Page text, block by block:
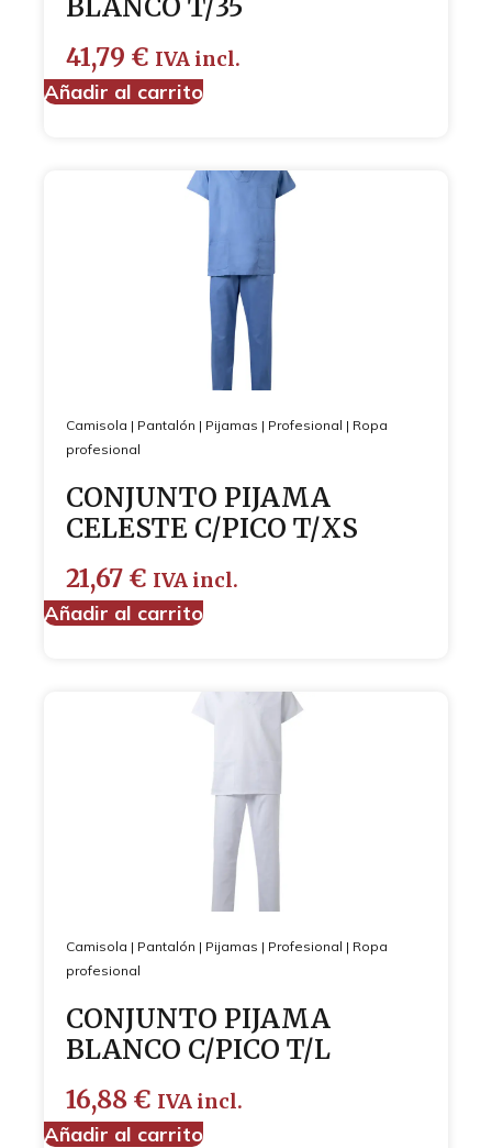
BLANCO T/35
41,79 € IVA incl.
Añadir al carrito
Camisola | Pantalón | Pijamas | Profesional | Ropa
profesional
CONJUNTO PIJAMA
CELESTE C/PICO T/XS
21,67 € IVA incl.
Añadir al carrito
Camisola | Pantalón | Pijamas | Profesional | Ropa
profesional
CONJUNTO PIJAMA
BLANCO C/PICO T/L
16,88 € IVA incl.
Añadir al carrito